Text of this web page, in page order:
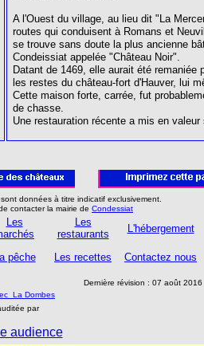
A l'Ouest du village, au lieu dit "La
routes qui conduisent à Romans et
se trouve sans doute la plus ancienne
Condeissiat appelée "Château Noir".
Datant de 1469, elle aurait été remaniée
les restes du château-fort d'Hauver, lui
Cette maison forte, carrée, fut
de chasse.
Une restauration récente a mis en valeur
données à titre indicatif exclusivement.
contacter la mairie de Condessiat
Les
Les
restaurants
L'hébergement
pêche Les recettes Contactez nous
Dernière révision : 07 août 2016
La Dombes
par